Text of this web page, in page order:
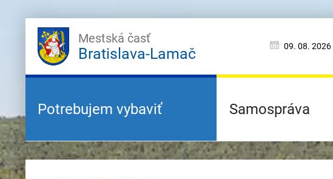
Mestská časť
Bratislava-Lamač 09. 08. 2026
Potrebujem vybaviť Samospráva